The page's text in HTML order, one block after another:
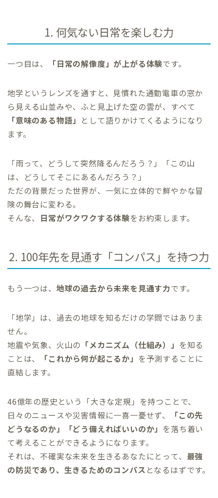
1. 何気ない日常を楽しむ力
一つ目は、 「日常の解像度」が上がる体験です。
地学というレンズを通すと、見慣れた通勤電車の窓か
ら見える山並みや、ふと見上げた空の雲が、すべて
「意味のある物語」 として語りかけてくるようになり
ます。
「雨って、どうして突然降るんだろう？」「この山
は、どうしてそこにあるんだろう？」
ただの背景だった世界が、一気に立体的で鮮やかな冒
険の舞台に変わる。
そんな、 日常がワクワクする体験をお約束します。
2. 100年先を見通す「コンパス」を持つ力
もう一つは、 地球の過去から未来を見通す力です。
「地学」は、過去の地球を知るだけの学問ではありま
せん。
地震や気象、火山の 「メカニズム（仕組み）」 を知る
ことは、
「これから何が起こるか」 を予測することに
直結します。
46億年の歴史という「大きな定規」を持つことで、
日々のニュースや災害情報に一喜一憂せず、
「この先
どうなるのか」「どう備えればいいのか」 を落ち着い
て考えることができるようになります。
それは、不確実な未来を生きるあなたにとって、 最強
の防災であり、生きるためのコンパス となるはずです。